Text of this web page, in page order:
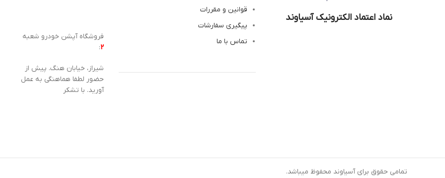
نماد اعتماد الکترونیک آسیاوند
قوانین و مقررات
پیگیری سفارشات
تماس با ما
فروشگاه آپشن خودرو شعبه
2
:
شیراز، خیابان هنگ. پیش از
حضور لطفا هماهنگی به عمل
آورید. با تشکر
تمامی حقوق برای آسیاوند محفوظ میباشد.